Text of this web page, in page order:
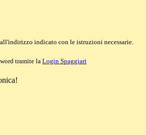
indicato con le istruzioni necessarie.
tramite la Login Spaggiari